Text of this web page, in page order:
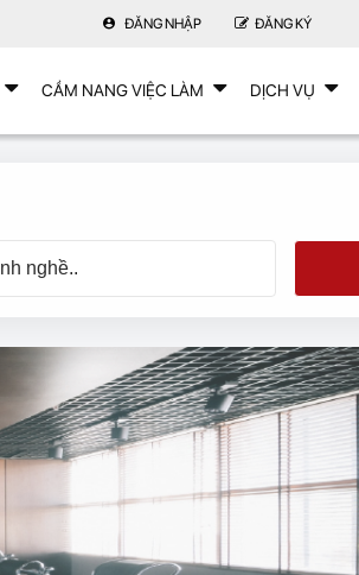
ĐĂNG NHẬP ĐĂNG KÝ
CẨM NANG VIỆC LÀM DỊCH VỤ